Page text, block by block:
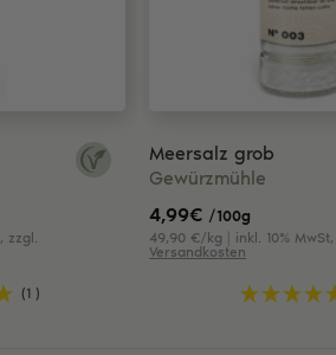
zzgl.
(1 )
Meersalz grob
Gewürzmühle
4,99€ /100g
49,90 €/kg | inkl. 10%
Versandkosten